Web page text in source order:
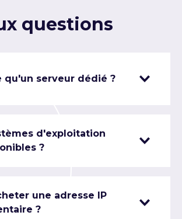
questions
qu'un serveur dédié ?
d'exploitation
?
une adresse IP
?